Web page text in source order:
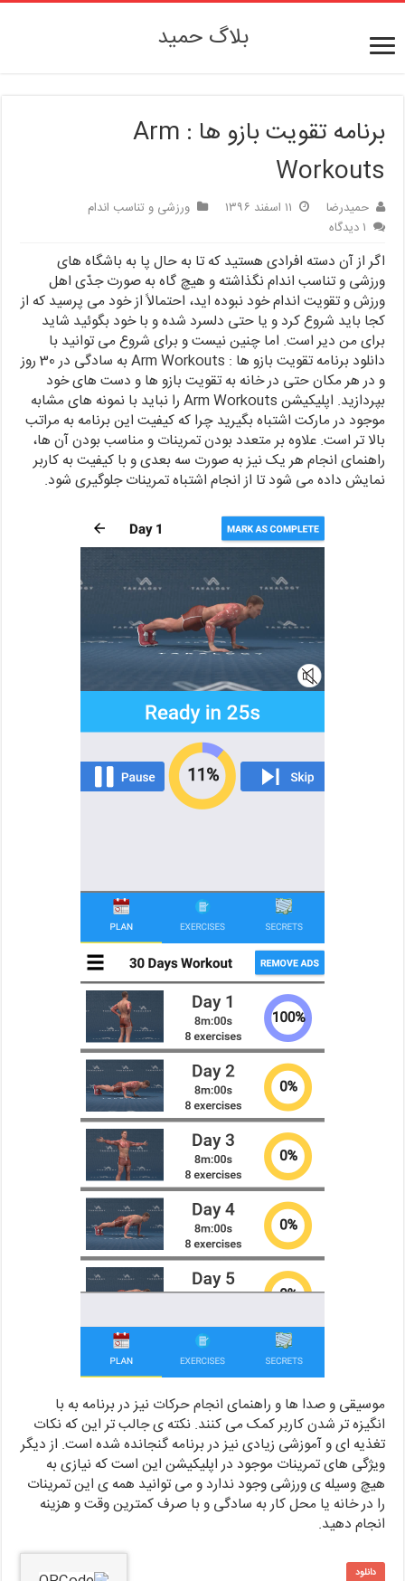
بلاگ حمید
برنامه تقویت بازو ها : Arm
Workouts
حمیدرضا ۱۱ اسفند ۱۳۹۶
ورزشی و تناسب اندام
۱ دیدگاه
اگر از آن دسته افرادی هستید که تا به حال پا به باشگاه های
ورزشی و تناسب اندام نگذاشته و هیچ گاه به صورت جدّی اهل
ورزش و تقویت اندام خود نبوده اید، احتمالاً از خود می پرسید که از
کجا باید شروع کرد و یا حتی دلسرد شده و با خود بگوئید شاید
برای من دیر است. اما چنین نیست و برای شروع می توانید با
دانلود برنامه تقویت بازو ها : Arm Workouts به سادگی در 30 روز
و در هر مکان حتی در خانه به تقویت بازو ها و دست های خود
بپردازید. اپلیکیشن Arm Workouts را نباید با نمونه های مشابه
موجود در مارکت اشتباه بگیرید چرا که کیفیت این برنامه به مراتب
بالا تر است. علاوه بر متعدد بودن تمرینات و مناسب بودن آن ها،
راهنمای انجام هر یک نیز به صورت سه بعدی و با کیفیت به کاربر
نمایش داده می شود تا از انجام اشتباه تمرینات جلوگیری شود.
موسیقی و صدا ها و راهنمای انجام حرکات نیز در برنامه به با
انگیزه تر شدن کاربر کمک می کنند. نکته ی جالب تر این که نکات
تغذیه ای و آموزشی زیادی نیز در برنامه گنجانده شده است. از دیگر
ویژگی های تمرینات موجود در اپلیکیشن این است که نیازی به
هیچ وسیله ی ورزشی وجود ندارد و می توانید همه ی این تمرینات
را در خانه یا محل کار به سادگی و با صرف کمترین وقت و هزینه
انجام دهید.
دانلود